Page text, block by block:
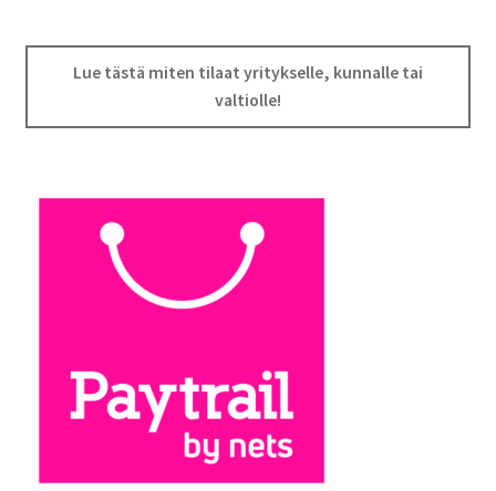
Lue tästä miten tilaat yritykselle, kunnalle tai
valtiolle!